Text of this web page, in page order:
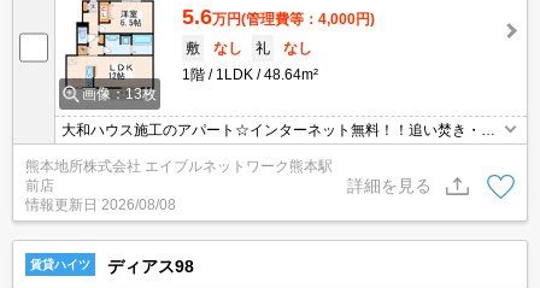
画像：13枚
5.6万円(管理費等：4,000円)
敷
なし 礼
なし
1階
1LDK 48.64m²
大和ハウス施工のアパート☆インターネット無料！！追い焚き・浴
す☆彡ALSOKのホームセキュリティ付きで防犯面も安心♪
熊本地所株式会社 エイブルネットワーク熊本駅
前店
情報更新日 2026/08/08
詳細を見る
賃貸ハイツ ディアス98